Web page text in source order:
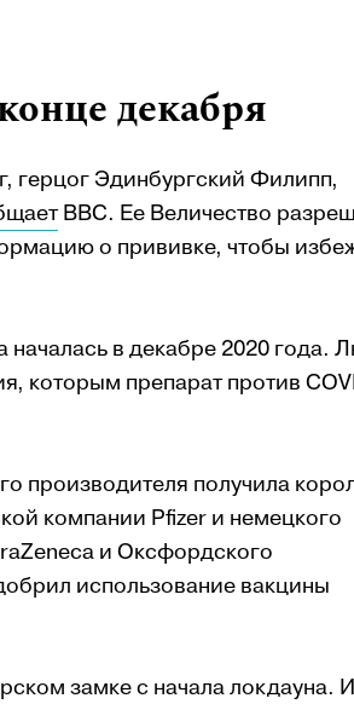
декабря
герцог Эдинбургский Филипп,
BBC. Ее Величество
о прививке, чтобы
в декабре 2020 года.
которым препарат против
производителя получила
компании Pfizer и немецкого
и Оксфордского
использование вакцины
замке с начала локдауна.